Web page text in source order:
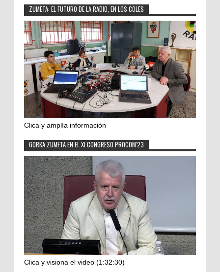
ZUMETA: EL FUTURO DE LA RADIO, EN LOS COLES
Clica y amplía información
GORKA ZUMETA EN EL XI CONGRESO PROCOM'23
Clica y visiona el video (1:32:30)